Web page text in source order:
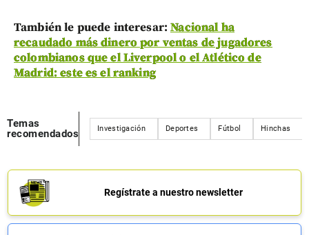
También le puede interesar:Nacional ha
recaudado más dinero por ventas de jugadores
colombianos que el Liverpool o el Atlético de
Madrid: este es el ranking
Temas
recomendados
Investigación Deportes Fútbol Hinchas
Regístrate a nuestro newsletter